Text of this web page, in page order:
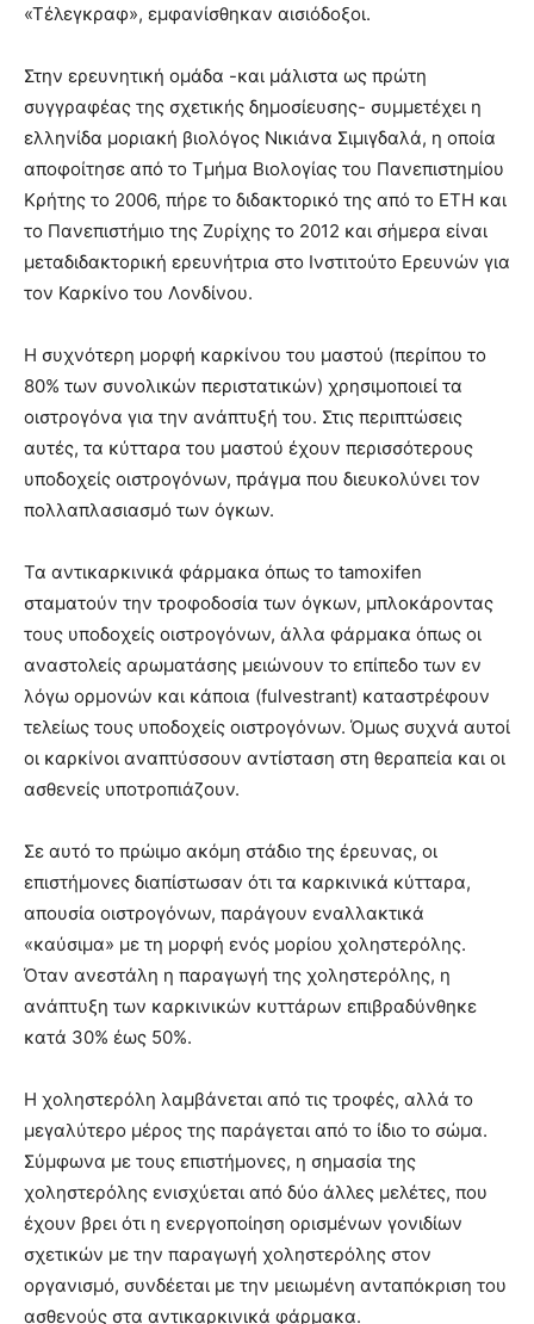
«Τέλεγκραφ», εμφανίσθηκαν αισιόδοξοι.
Στην ερευνητική ομάδα -και μάλιστα ως πρώτη
συγγραφέας της σχετικής δημοσίευσης- συμμετέχει η
ελληνίδα μοριακή βιολόγος Νικιάνα Σιμιγδαλά, η οποία
αποφοίτησε από το Τμήμα Βιολογίας του Πανεπιστημίου
Κρήτης το 2006, πήρε το διδακτορικό της από το ΕΤΗ και
το Πανεπιστήμιο της Ζυρίχης το 2012 και σήμερα είναι
μεταδιδακτορική ερευνήτρια στο Ινστιτούτο Ερευνών για
τον Καρκίνο του Λονδίνου.
Η συχνότερη μορφή καρκίνου του μαστού (περίπου το
80% των συνολικών περιστατικών) χρησιμοποιεί τα
οιστρογόνα για την ανάπτυξή του. Στις περιπτώσεις
αυτές, τα κύτταρα του μαστού έχουν περισσότερους
υποδοχείς οιστρογόνων, πράγμα που διευκολύνει τον
πολλαπλασιασμό των όγκων.
Τα αντικαρκινικά φάρμακα όπως το tamoxifen
σταματούν την τροφοδοσία των όγκων, μπλοκάροντας
τους υποδοχείς οιστρογόνων, άλλα φάρμακα όπως οι
αναστολείς αρωματάσης μειώνουν το επίπεδο των εν
λόγω ορμονών και κάποια (fulvestrant) καταστρέφουν
τελείως τους υποδοχείς οιστρογόνων. Όμως συχνά αυτοί
οι καρκίνοι αναπτύσσουν αντίσταση στη θεραπεία και οι
ασθενείς υποτροπιάζουν.
Σε αυτό το πρώιμο ακόμη στάδιο της έρευνας, οι
επιστήμονες διαπίστωσαν ότι τα καρκινικά κύτταρα,
απουσία οιστρογόνων, παράγουν εναλλακτικά
«καύσιμα» με τη μορφή ενός μορίου χοληστερόλης.
Όταν ανεστάλη η παραγωγή της χοληστερόλης, η
ανάπτυξη των καρκινικών κυττάρων επιβραδύνθηκε
κατά 30% έως 50%.
Η χοληστερόλη λαμβάνεται από τις τροφές, αλλά το
μεγαλύτερο μέρος της παράγεται από το ίδιο το σώμα.
Σύμφωνα με τους επιστήμονες, η σημασία της
χοληστερόλης ενισχύεται από δύο άλλες μελέτες, που
έχουν βρει ότι η ενεργοποίηση ορισμένων γονιδίων
σχετικών με την παραγωγή χοληστερόλης στον
οργανισμό, συνδέεται με την μειωμένη ανταπόκριση του
ασθενούς στα αντικαρκινικά φάρμακα.